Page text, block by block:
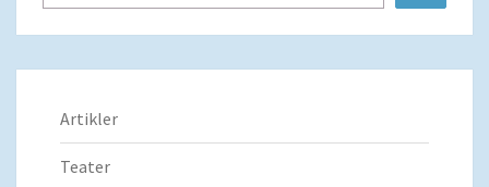
Artikler
Teater